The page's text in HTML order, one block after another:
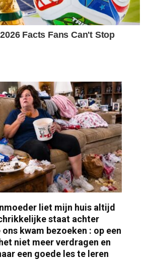
liet mijn huis altijd
staat achter
kwam bezoeken : op een
niet meer verdragen en
een goede les te leren